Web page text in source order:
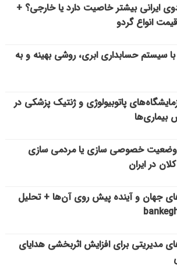
ایرانی بیشتر خاصیت دارد یا خارجی؟ +
انواع گردو
سیستم حسابداری ابری، روشی بهینه و به
پاتوبیولوژی و ژنتیک پزشکی در
خصوصی سازی یا مردمی سازی
در ایران
جهان و آینده پیش روی آن‌ها + تحلیل
مدیریتی برای افزایش اثربخشی هدایای